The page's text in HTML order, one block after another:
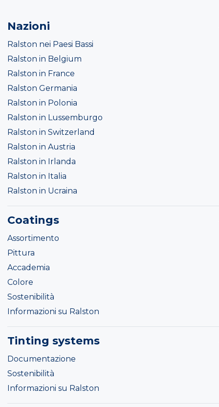
Nazioni
Ralston nei Paesi Bassi
Ralston in Belgium
Ralston in France
Ralston Germania
Ralston in Polonia
Ralston in Lussemburgo
Ralston in Switzerland
Ralston in Austria
Ralston in Irlanda
Ralston in Italia
Ralston in Ucraina
Coatings
Assortimento
Pittura
Accademia
Colore
Sostenibilità
Informazioni su Ralston
Tinting systems
Documentazione
Sostenibilità
Informazioni su Ralston